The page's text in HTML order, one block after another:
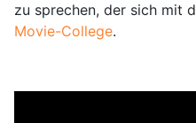
zu sprechen, der sich mit
Movie-College.